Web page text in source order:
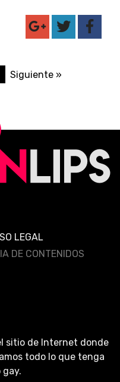
Siguiente »
LEGAL
DE CONTENIDOS
sitio de Internet donde
todo lo que tenga